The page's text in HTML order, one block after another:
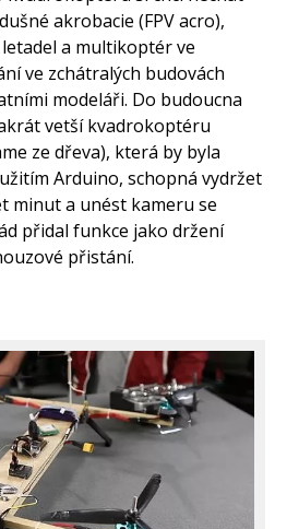
akrobacie (FPV acro),
a multikoptér ve
ve zchátralých budovách
modeláři. Do budoucna
vetší kvadrokoptéru
ze dřeva), která by byla
Arduino, schopná vydržet
minut a unést kameru se
přidal funkce jako držení
přistání.